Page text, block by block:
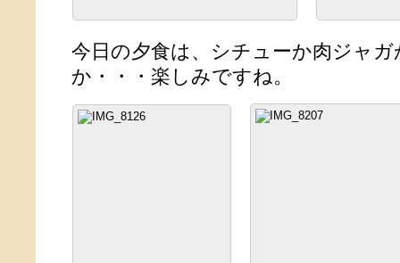
今日の夕食は、シチューか肉ジャ
か・・・楽しみですね。